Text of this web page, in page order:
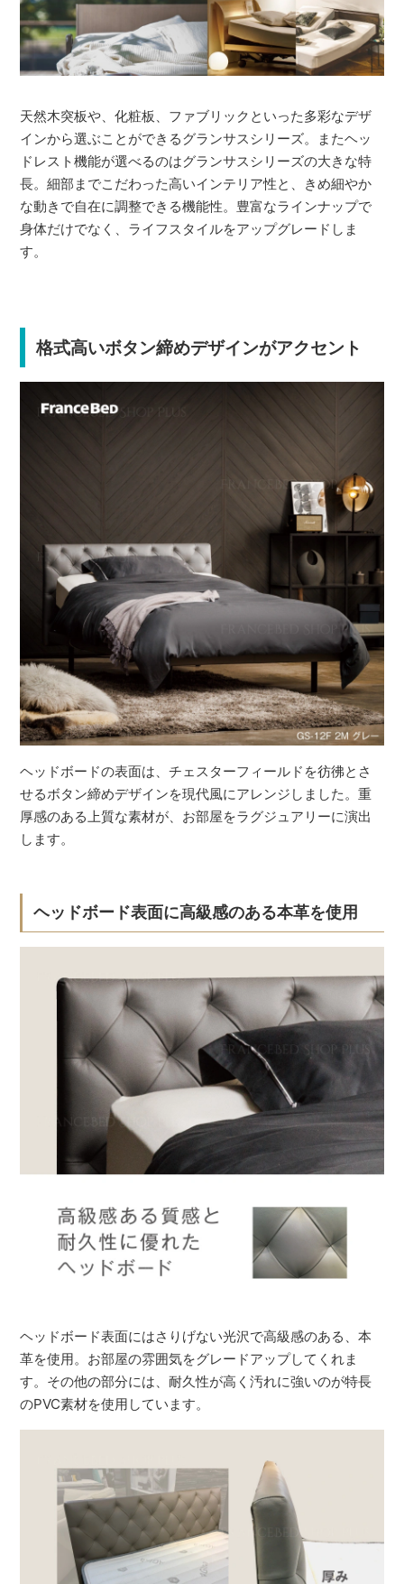
天然木突板や、化粧板、ファブリックといった多彩なデザ
インから選ぶことができるグランサスシリーズ。またヘッ
ドレスト機能が選べるのはグランサスシリーズの大きな特
長。細部までこだわった高いインテリア性と、きめ細やか
な動きで自在に調整できる機能性。豊富なラインナップで
身体だけでなく、ライフスタイルをアップグレードしま
す。
格式高いボタン締めデザインがアクセント
ヘッドボードの表面は、チェスターフィールドを彷彿とさ
せるボタン締めデザインを現代風にアレンジしました。重
厚感のある上質な素材が、お部屋をラグジュアリーに演出
します。
ヘッドボード表面に高級感のある本革を使用
ヘッドボード表面にはさりげない光沢で高級感のある、本
革を使用。お部屋の雰囲気をグレードアップしてくれま
す。その他の部分には、耐久性が高く汚れに強いのが特長
のPVC素材を使用しています。